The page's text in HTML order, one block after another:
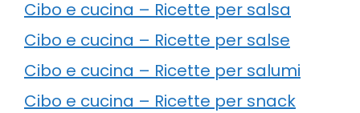
Cibo e cucina – Ricette per salsa
Cibo e cucina – Ricette per salse
Cibo e cucina – Ricette per salumi
Cibo e cucina – Ricette per snack